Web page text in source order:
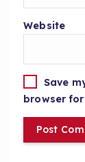
Website
Save
browser